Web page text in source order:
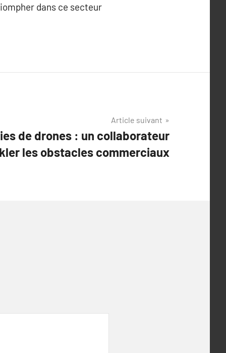
dans ce secteur
Article suivant
de drones : un collaborateur
les obstacles commerciaux